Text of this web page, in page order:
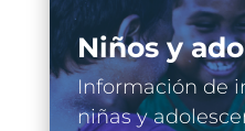
Niños y
Información de
niñas y